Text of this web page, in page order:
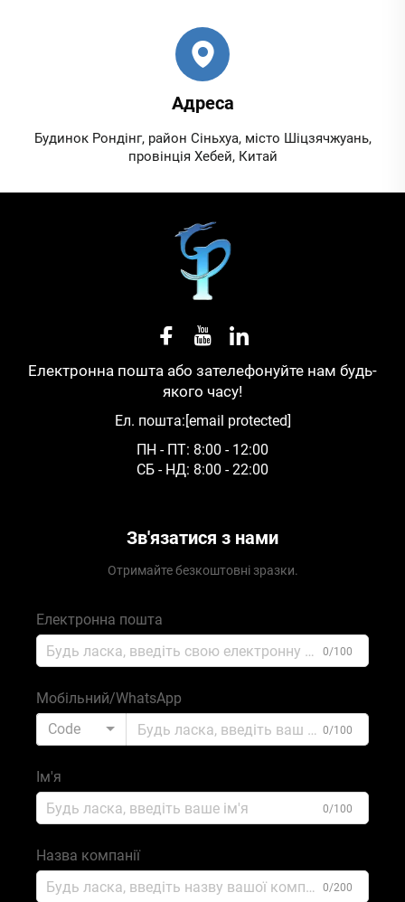
Адреса
Будинок Рондінг, район Сіньхуа, місто Шіцзячжуань,
провінція Хебей, Китай
Електронна пошта або зателефонуйте нам будь-
якого часу!
Ел. пошта:[email protected]
ПН - ПТ: 8:00 - 12:00
СБ - НД: 8:00 - 22:00
Зв'язатися з нами
Отримайте безкоштовні зразки.
Електронна пошта
0/100
Мобільний/WhatsApp
Code
0/100
Ім'я
0/100
Назва компанії
0/200